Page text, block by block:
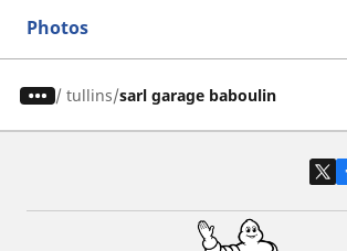
Photos
/ tullins sarl garage baboulin